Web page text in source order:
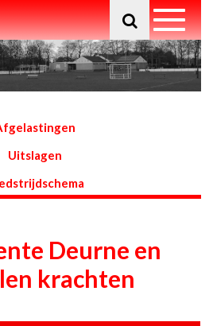
Uitslagen
Deurne en
krachten